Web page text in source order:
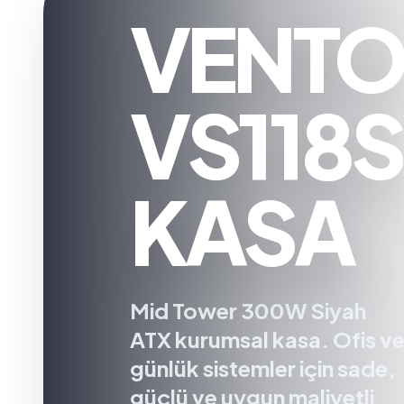
VENTO
VS118S
KASA
Mid Tower 300W Siyah
ATX kurumsal kasa. Ofis ve
günlük sistemler için sade,
güçlü ve uygun maliyetli